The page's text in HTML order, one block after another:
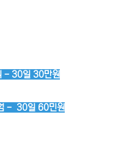
- 30일 30만원
- 30일 60민원